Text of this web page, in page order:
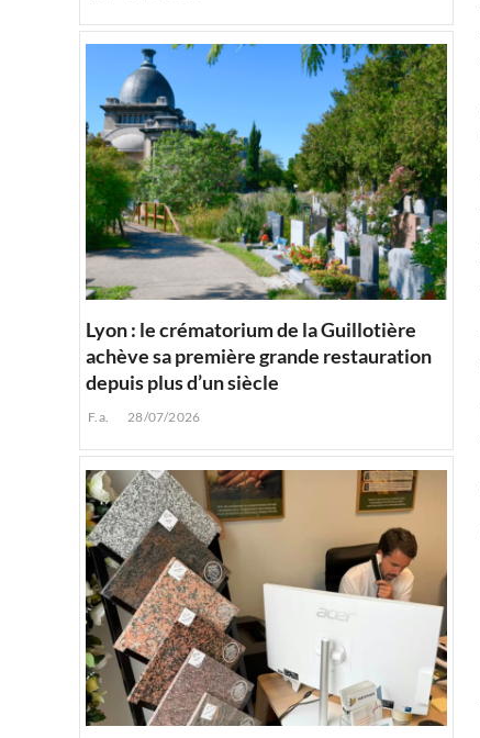
Lyon : le crématorium de la Guillotière
achève sa première grande restauration
depuis plus d’un siècle
F.a. 28/07/2026